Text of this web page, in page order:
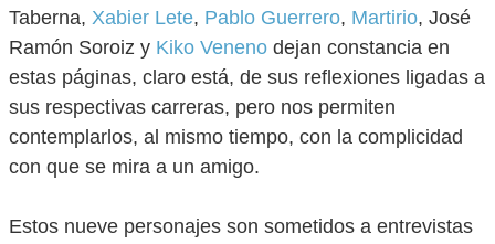
Taberna, Xabier Lete, Pablo Guerrero, Martirio, José
Ramón Soroiz y Kiko Veneno dejan constancia en
estas páginas, claro está, de sus reflexiones ligadas a
sus respectivas carreras, pero nos permiten
contemplarlos, al mismo tiempo, con la complicidad
con que se mira a un amigo.
Estos nueve personajes son sometidos a entrevistas